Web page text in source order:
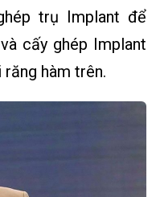
trụ Implant để
cấy ghép Implant
hàm trên.